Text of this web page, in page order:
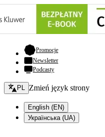
Promocje- otwiera się w
Newsletter
Podcasty
Zmień język - bieżący:
PL Zmień język strony
English (EN)
Українська (UA)